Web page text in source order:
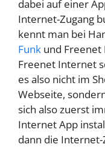
dabei auf einer
Internet-Zugang
kennt man bei
Funk und Freenet
Freenet Internet
es also nicht im
Webseite,
sich also zuerst
Internet App
dann die